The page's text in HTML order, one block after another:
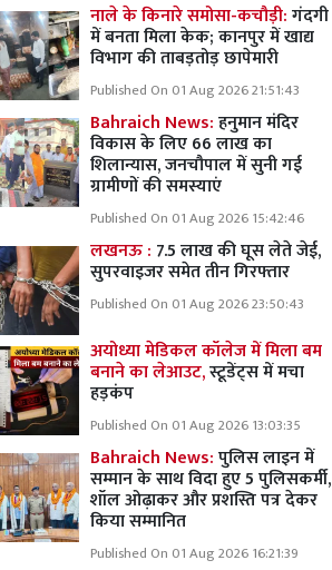
नाले के किनारे समोसा-कचौड़ी:गंदगी
में बनता मिला केक; कानपुर में खाद्य
विभाग की ताबड़तोड़ छापेमारी
Published On 01 Aug 2026 21:51:43
Bahraich News:हनुमान मंदिर
विकास के लिए 66 लाख का
शिलान्यास, जनचौपाल में सुनी गई
ग्रामीणों की समस्याएं
Published On 01 Aug 2026 15:42:46
लखनऊ : 7.5 लाख की घूस लेते जेई,
सुपरवाइजर समेत तीन गिरफ्तार
Published On 01 Aug 2026 23:50:43
अयोध्या मेडिकल कॉलेज में मिला बम
बनाने का लेआउट,स्टूडेंट्स में मचा
हड़कंप
Published On 01 Aug 2026 13:03:35
Bahraich News:पुलिस लाइन में
सम्मान के साथ विदा हुए 5 पुलिसकर्मी,
शॉल ओढ़ाकर और प्रशस्ति पत्र देकर
किया सम्मानित
Published On 01 Aug 2026 16:21:39